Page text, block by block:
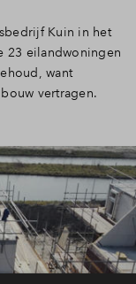
Inloggen
Kuin in het
23 eilandwoningen
want
vertragen.